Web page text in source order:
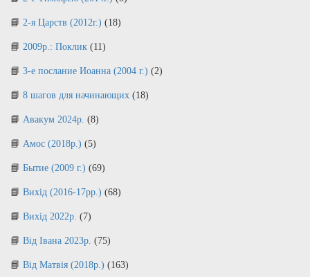
2-я Царств (2012г.) (18)
2009р.: Поклик (11)
3-е послание Иоанна (2004 г.) (2)
8 шагов для начинающих (18)
Авакум 2024р. (8)
Амос (2018р.) (5)
Бытие (2009 г.) (69)
Вихід (2016-17рр.) (68)
Вихід 2022р. (7)
Від Івана 2023р. (75)
Від Матвія (2018р.) (163)